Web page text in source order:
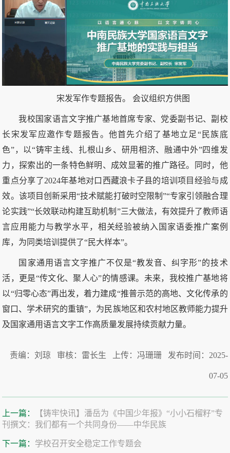
宋发军作专题报告。 会议组织方供图
我校国家语言文字推广基地首席专家、党委副书记、副校
长宋发军应邀作专题报告。他首先介绍了基地立足“民族底
色”，以“铸牢主线、扎根山乡、研用相济、融通中外”四维发
力，探索出的一条特色鲜明、成效显著的推广路径。同时，他
重点分享了2024年基地对口西藏浪卡子县的培训项目经验与成
效。该项目创新采用“技术赋能打破时空限制”“专家引领融合理
论实践”“长效联动构建互助机制”三大做法，有效提升了教师语
言应用能力与教学水平，相关经验被纳入国家语委推广案例
库，为同类培训提供了“民大样本”。
国家通用语言文字推广不仅是“教发音、纠字形”的技术
活，更是“传文化、聚人心”的情感课。未来，我校推广基地将
以“归零心态”再出发，着力建成“推普示范的高地、文化传承的
窗口、学术研究的重镇”，为民族地区和农村地区教师能力提升
及国家通用语言文字工作高质量发展持续贡献力量。
责编：刘琼 审核：雷长生 上传：冯珊珊 发布时间：2025-
07-05
上一篇：
【铸牢快讯】潘岳为《中国少年报》“小小石榴籽”专
刊撰文：我们都有一个共同身份——中华民族
下一篇： 学校召开安全稳定工作专题会